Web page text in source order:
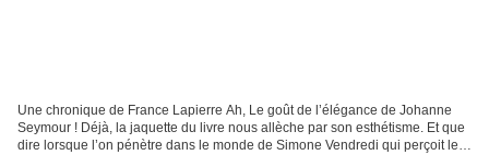
Une chronique de France Lapierre Ah, Le goût de l’élégance de Johanne
Seymour ! Déjà, la jaquette du livre nous allèche par son esthétisme. Et que
dire lorsque l’on pénètre dans le monde de Simone Vendredi qui perçoit les